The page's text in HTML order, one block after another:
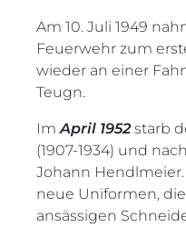
Am 10. Juli 1949
Feuerwehr zum
wieder an einer
Teugn.
Im April 1952starb
(1907-1934) und
Johann Hendlmeier.
neue Uniformen,
ansässigen